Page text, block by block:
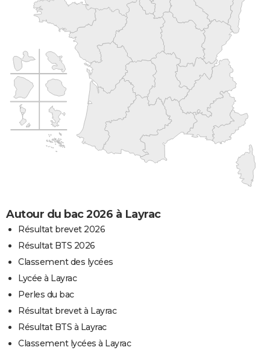
Autour du bac 2026 à Layrac
Résultat brevet 2026
Résultat BTS 2026
Classement des lycées
Lycée à Layrac
Perles du bac
Résultat brevet à Layrac
Résultat BTS à Layrac
Classement lycées à Layrac